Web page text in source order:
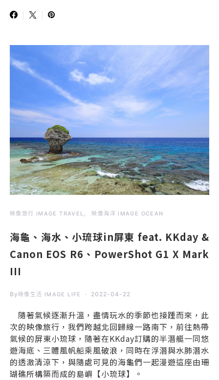
映像旅行 IMAGE TRAVEL 映像海洋 IMAGE OCEAN
海龜、海水、小琉球in屏東 feat. KKday &
Canon EOS R6、PowerShot G1 X Mark
III
By 映像生活 IMAGE LIFE 2022-04-22
隨著氣候逐漸升溫，盡情玩水的季節也接踵而來，此
次的映像旅行，我們跨越北回歸線一路南下，前往熱帶
氣候的屏東小琉球，隨著在KKday訂購的半潛艇一同悠
遊海底、三體風帆船乘風破浪，同時在浮潛與水肺潛水
的透澈清涼下，與隨處可見的海龜們一起漫遊這座由珊
瑚礁所構築而成的島嶼【小琉球】。